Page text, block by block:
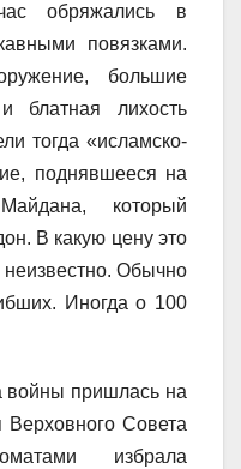
обряжались в
повязками.
большие
блатная лихость
тогда «исламско-
поднявшееся на
который
В какую цену это
Обычно
Иногда о 100
войны пришлась на
Верховного Совета
избрала